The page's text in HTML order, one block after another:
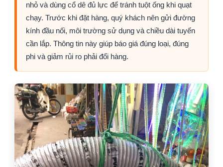
nhỏ và dùng cổ dê đủ lực để tránh tuột ống khi quạt
chạy. Trước khi đặt hàng, quý khách nên gửi đường
kính đầu nối, môi trường sử dụng và chiều dài tuyến
cần lắp. Thông tin này giúp báo giá đúng loại, đúng
phi và giảm rủi ro phải đổi hàng.